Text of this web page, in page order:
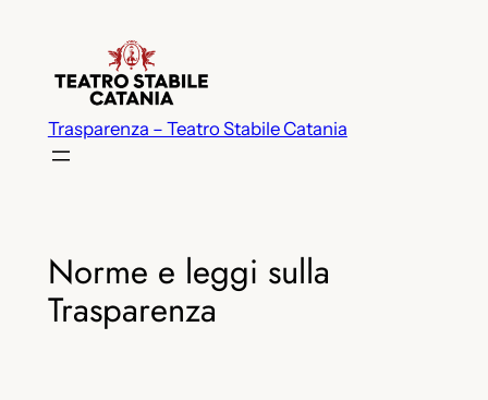
contenuto
Trasparenza – Teatro Stabile Catania
Norme e leggi sulla
Trasparenza